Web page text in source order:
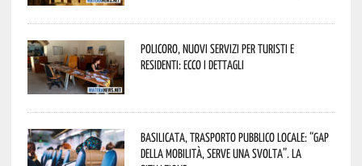
Policoro, nuovi servizi per turisti e
residenti: ecco i dettagli
Basilicata, trasporto pubblico locale: “Gap
della mobilità, serve una svolta”. La